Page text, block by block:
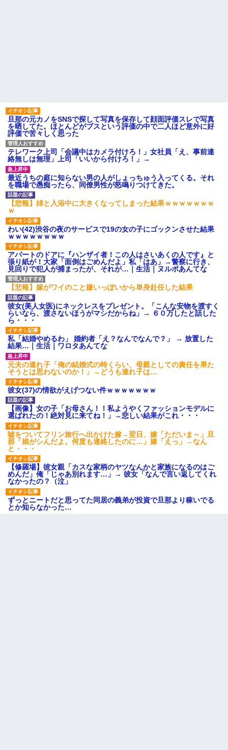
旦那の元カノをSNSで探して写真を保存して顔面評価スレで写真
を晒してた。ほとんどがブスという評価の中で二人ほど意外に好
評価で苦々しく思った
テレワーク上司「会議中はカメラ付けろ！」女社員「え、事前連
絡無しは無理」上司「いいから付けろ！」→
最近うちの庭に知らない男の人がしょっちゅう入ってくる。それ
を職場で愚痴ったら、同僚男性が怒鳴りつけてきた。
【悲報】姉と入浴中に大きくなってしまった結果ｗｗｗｗｗｗｗ
ｗ
わい(42)渋谷の夜のサービスで19の女の子にゴックンさせた結果
ｗｗｗｗｗｗｗｗ
アパートのドアに『ハンザイ者！この人はさいあくの人です』と
張り紙が！大家「面倒はごめんだよ」私「はあ」→警察に行き、
見回りで犯人が捕まったが、それが…｜生活｜ヌルポあんてな
【悲報】嫁がワイのこと嫌いっぽいから単身赴任した結果
彼女(美人女医)にネックレスをプレゼント。「こんな安物を渡すく
らいなら、渡さないほうがマシだからね」→ ６０万したと話した
ら・・・
私「結婚やめるわ」 婚約者「え？なんでなんで？」 → 放置した
結果…｜生活｜ワロタあんてな
元夫の連れ子「俺の結婚式の時くらい、母親としての責任を果た
そうとは思わないのか！」→どうも連れ子は…
彼女(37)の情欲がえげつない件ｗｗｗｗｗｗｗ
【画像】女の子「お母さん！！私ようやくファッションモデルに
選ばれたの！絶対見に来てね！」→悲しい結果がこれ・・・
嘘をついてフリン旅行へ出かけた嫁→翌日、嫁「ただいま～」旦
那「娘がシんだよ。何度も連絡したのに…」嫁「えっ」→なん
と・・・
【修羅場】彼女親「カスな家柄のヤツなんかと家族になるのはご
めんだ」俺「じゃあ別れます…」→ 彼女「なんで言い返してくれ
なかったの？（泣」
ずっとニートだと思ってた同居の義弟が投資で旦那より稼いでる
とか知らなかった…